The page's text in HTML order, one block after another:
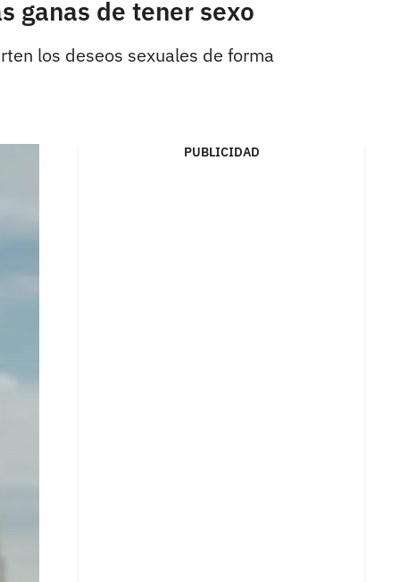
ganas de tener sexo
los deseos sexuales de forma
PUBLICIDAD